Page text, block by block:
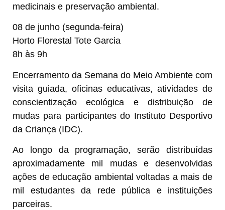
medicinais e preservação ambiental.
08 de junho (segunda-feira)
Horto Florestal Tote Garcia
8h às 9h
Encerramento da Semana do Meio Ambiente com
visita guiada, oficinas educativas, atividades de
conscientização ecológica e distribuição de
mudas para participantes do Instituto Desportivo
da Criança (IDC).
Ao longo da programação, serão distribuídas
aproximadamente mil mudas e desenvolvidas
ações de educação ambiental voltadas a mais de
mil estudantes da rede pública e instituições
parceiras.